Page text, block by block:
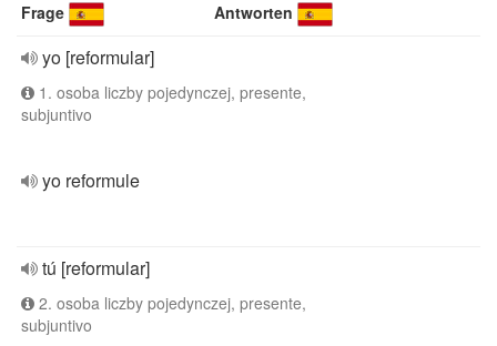
Frage Antworten
yo [reformular]
1. osoba liczby pojedynczej, presente,
subjuntivo
yo reformule
tú [reformular]
2. osoba liczby pojedynczej, presente,
subjuntivo